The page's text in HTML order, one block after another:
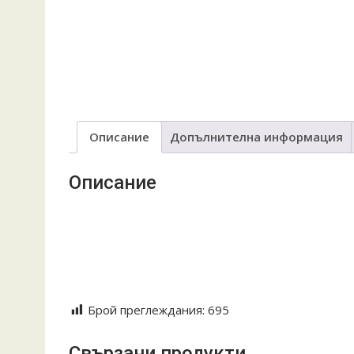
Описание Допълнителна информация
Описание
Брой преглеждания: 695